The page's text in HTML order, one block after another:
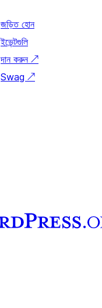
জড়িত হোন
ইভেন্টগুলি
দান করুন ↗
Swag ↗